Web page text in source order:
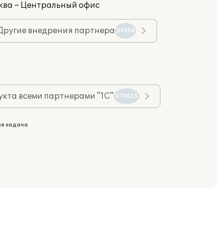
– Центральный офис
внедрения партнера 29150
всеми партнерами "1С" 575825
задача